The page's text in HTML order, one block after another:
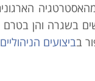
בשגרה והן
בביצועים הניהוליים
העבודה